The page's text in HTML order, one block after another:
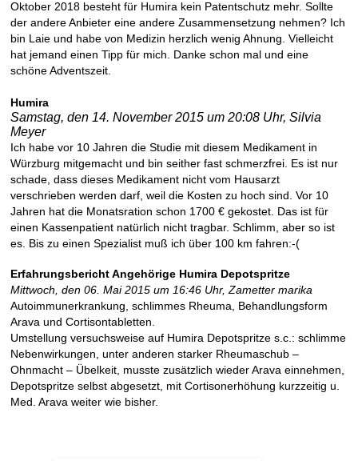
Oktober 2018 besteht für Humira kein Patentschutz mehr. Sollte
der andere Anbieter eine andere Zusammensetzung nehmen? Ich
bin Laie und habe von Medizin herzlich wenig Ahnung. Vielleicht
hat jemand einen Tipp für mich. Danke schon mal und eine
schöne Adventszeit.
Humira
Samstag, den 14. November 2015 um 20:08 Uhr, Silvia
Meyer
Ich habe vor 10 Jahren die Studie mit diesem Medikament in
Würzburg mitgemacht und bin seither fast schmerzfrei. Es ist nur
schade, dass dieses Medikament nicht vom Hausarzt
verschrieben werden darf, weil die Kosten zu hoch sind. Vor 10
Jahren hat die Monatsration schon 1700 € gekostet. Das ist für
einen Kassenpatient natürlich nicht tragbar. Schlimm, aber so ist
es. Bis zu einen Spezialist muß ich über 100 km fahren:-(
Erfahrungsbericht Angehörige Humira Depotspritze
Mittwoch, den 06. Mai 2015 um 16:46 Uhr, Zametter marika
Autoimmunerkrankung, schlimmes Rheuma, Behandlungsform
Arava und Cortisontabletten.
Umstellung versuchsweise auf Humira Depotspritze s.c.: schlimme
Nebenwirkungen, unter anderen starker Rheumaschub –
Ohnmacht – Übelkeit, musste zusätzlich wieder Arava einnehmen,
Depotspritze selbst abgesetzt, mit Cortisonerhöhung kurzzeitig u.
Med. Arava weiter wie bisher.